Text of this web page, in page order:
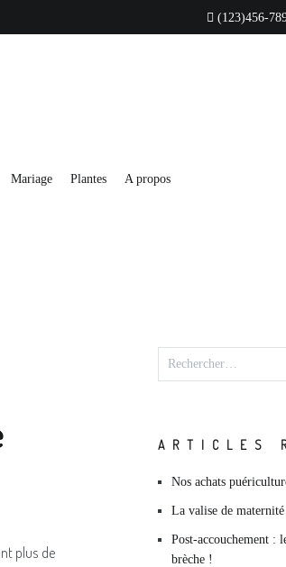
(123)456-
Mariage Plantes A propos
plus de
ARTICLES
Nos achats
La valise de
Post-accouchement :
brèche !